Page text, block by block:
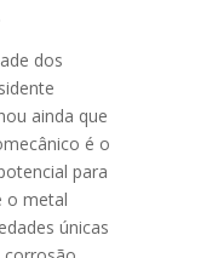
dos
ainda que
é o
para
o metal
únicas